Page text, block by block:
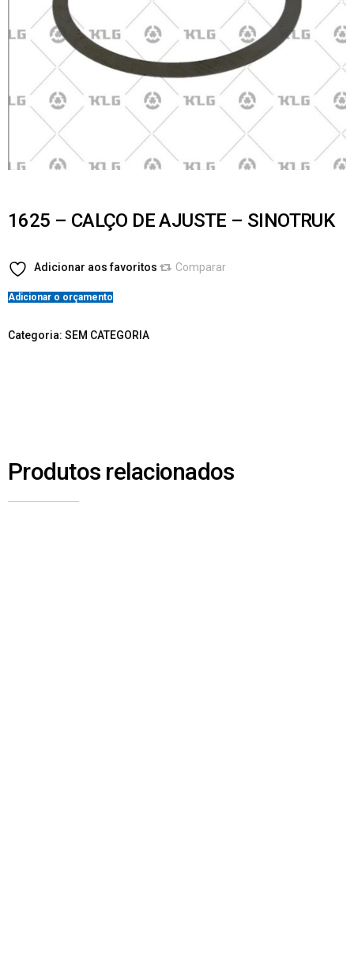
1625 – CALÇO DE AJUSTE – SINOTRUK
Adicionar aos favoritos Comparar
Adicionar o orçamento
Categoria: SEM CATEGORIA
Produtos relacionados